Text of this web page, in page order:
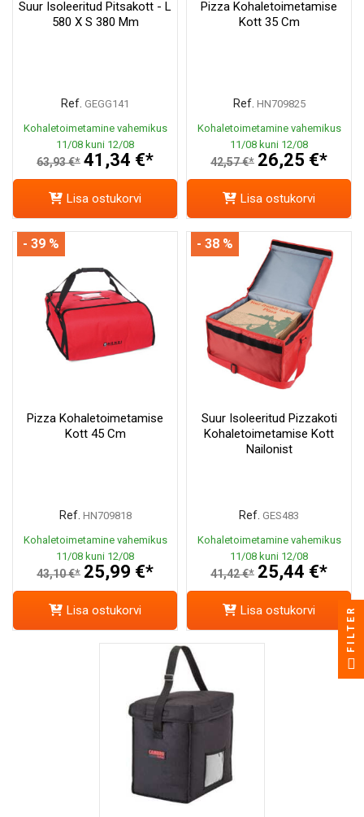
Suur Isoleeritud Pitsakott - L
580 X S 380 Mm
Ref. GEGG141
Kohaletoimetamine vahemikus
11/08 kuni 12/08
63,93 €* 41,34 €*
Lisa ostukorvi
Pizza Kohaletoimetamise
Kott 35 Cm
Ref. HN709825
Kohaletoimetamine vahemikus
11/08 kuni 12/08
42,57 €* 26,25 €*
Lisa ostukorvi
Pizza Kohaletoimetamise
Kott 45 Cm
Ref. HN709818
Kohaletoimetamine vahemikus
11/08 kuni 12/08
43,10 €* 25,99 €*
- 39 %
Lisa ostukorvi
Suur Isoleeritud Pizzakoti
Kohaletoimetamise Kott
Nailonist
Ref. GES483
Kohaletoimetamine vahemikus
11/08 kuni 12/08
41,42 €* 25,44 €*
- 38 %
Lisa ostukorvi FILTER